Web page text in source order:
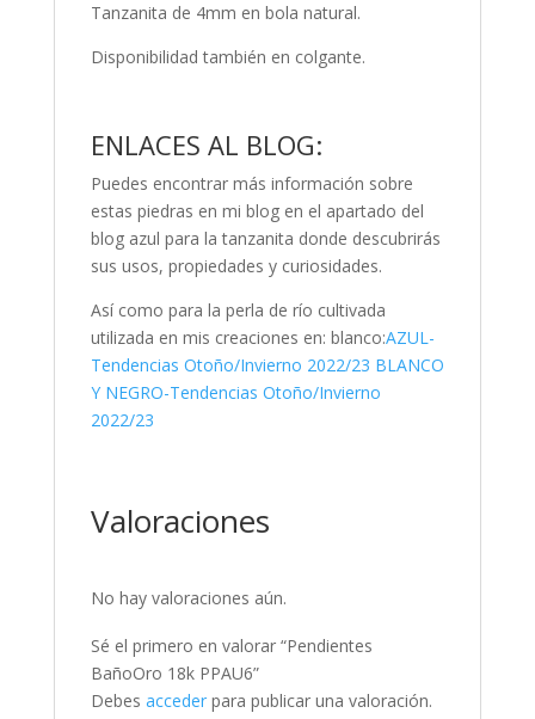
Tanzanita de 4mm en bola natural.
Disponibilidad también en colgante.
ENLACES AL BLOG:
Puedes encontrar más información sobre
estas piedras en mi blog en el apartado del
blog azul para la tanzanita donde descubrirás
sus usos, propiedades y curiosidades.
Así como para la perla de río cultivada
utilizada en mis creaciones en: blanco:AZUL-
Tendencias Otoño/Invierno 2022/23 BLANCO
Y NEGRO-Tendencias Otoño/Invierno
2022/23
Valoraciones
No hay valoraciones aún.
Sé el primero en valorar “Pendientes
BañoOro 18k PPAU6”
Debes accederpara publicar una valoración.